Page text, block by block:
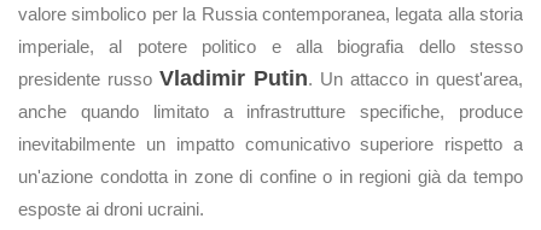
valore simbolico per la Russia contemporanea, legata alla storia
imperiale, al potere politico e alla biografia dello stesso
presidente russo Vladimir Putin. Un attacco in quest'area,
anche quando limitato a infrastrutture specifiche, produce
inevitabilmente un impatto comunicativo superiore rispetto a
un'azione condotta in zone di confine o in regioni già da tempo
esposte ai droni ucraini.